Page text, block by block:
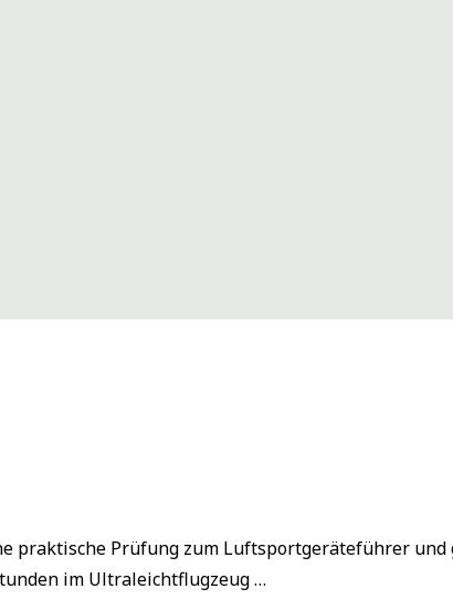
praktische Prüfung zum Luftsportgeräteführer
im Ultraleichtflugzeug …